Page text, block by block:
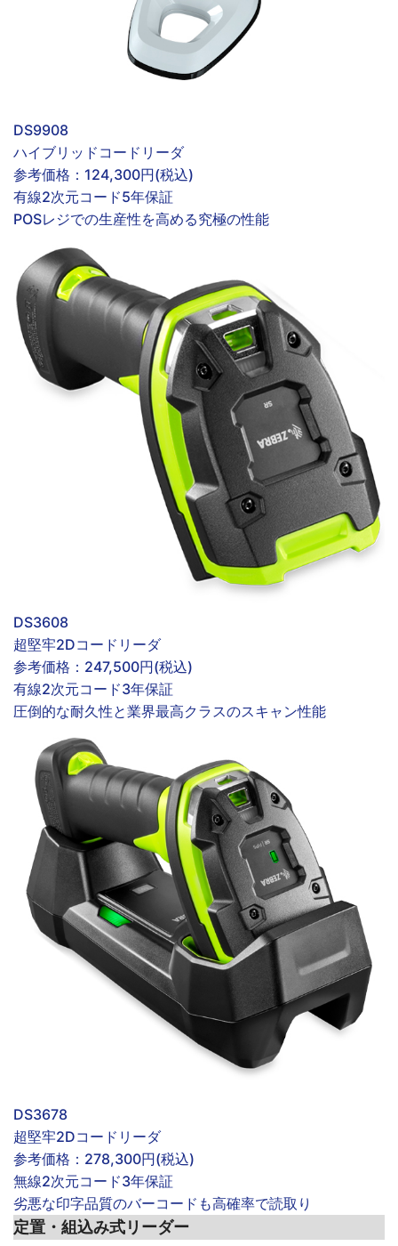
DS9908
ハイブリッドコードリーダ
参考価格： 124,300円(税込)
有線2次元コード5年保証
POSレジでの生産性を高める究極の性能
DS3608
超堅牢2Dコードリーダ
参考価格： 247,500円(税込)
有線2次元コード3年保証
圧倒的な耐久性と業界最高クラスのスキャン性能
DS3678
超堅牢2Dコードリーダ
参考価格： 278,300円(税込)
無線2次元コード3年保証
劣悪な印字品質のバーコードも高確率で読取り
定置・組込み式リーダー